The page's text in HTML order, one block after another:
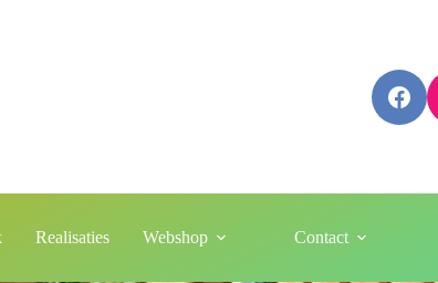
Realisaties Webshop Contact